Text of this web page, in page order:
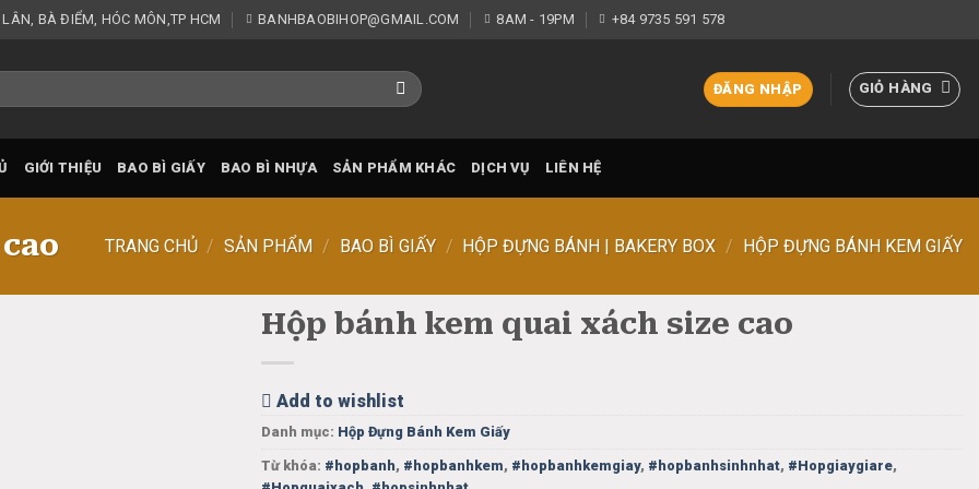
BÀ ĐIỂM, HÓC MÔN,TP HCM BANHBAOBIHOP@GMAIL.COM 8AM - 19PM +84 9735 591 578
ĐĂNG NHẬP GIỎ HÀNG
GIỚI THIỆU BAO BÌ GIẤY BAO BÌ NHỰA SẢN PHẨM KHÁC DỊCH VỤ LIÊN HỆ
TRANG CHỦ / SẢN PHẨM / BAO BÌ GIẤY / HỘP ĐỰNG BÁNH | BAKERY BOX / HỘP ĐỰNG BÁNH KEM GIẤY
Hộp bánh kem quai xách size cao
Add to wishlist
Danh mục: Hộp Đựng Bánh Kem Giấy
Từ khóa: #hopbanh, #hopbanhkem, #hopbanhkemgiay, #hopbanhsinhnhat, #Hopgiaygiare,